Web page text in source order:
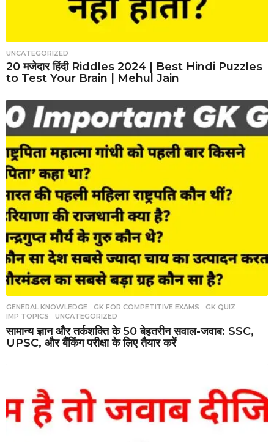
UNCATEGORIZED
20 मजेदार हिंदी Riddles 2024 | Best Hindi Puzzles
to Test Your Brain | Mehul Jain
GENERAL KNOWLEDGE ,GK FOR COMPETITIVE EXAMS ,GK QUIZ
IMP TOPICS
,UNCATEGORIZED
सामान्य ज्ञान और तर्कशक्ति के 50 बेहतरीन सवाल-जवाब: SSC,
UPSC, और बैंकिंग परीक्षा के लिए तैयार करें